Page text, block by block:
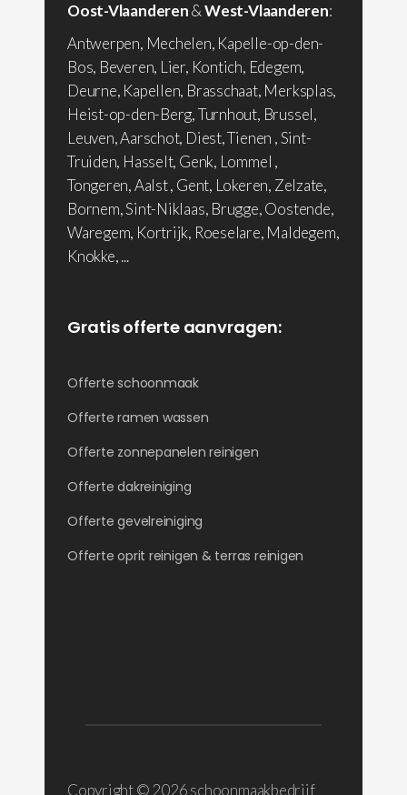
Oost-Vlaanderen&West-Vlaanderen:
Antwerpen, Mechelen, Kapelle-op-den-
Bos, Beveren, Lier, Kontich, Edegem,
Deurne, Kapellen, Brasschaat, Merksplas,
Heist-op-den-Berg, Turnhout, Brussel,
Leuven, Aarschot, Diest, Tienen , Sint-
Truiden, Hasselt, Genk, Lommel ,
Tongeren, Aalst , Gent, Lokeren, Zelzate,
Bornem, Sint-Niklaas, Brugge, Oostende,
Waregem, Kortrijk, Roeselare, Maldegem,
Knokke, ...
Gratis offerte aanvragen:
Offerte schoonmaak
Offerte ramen wassen
Offerte zonnepanelen reinigen
Offerte dakreiniging
Offerte gevelreiniging
Offerte oprit reinigen & terras reinigen
Copyright © 2026 schoonmaakbedrijf